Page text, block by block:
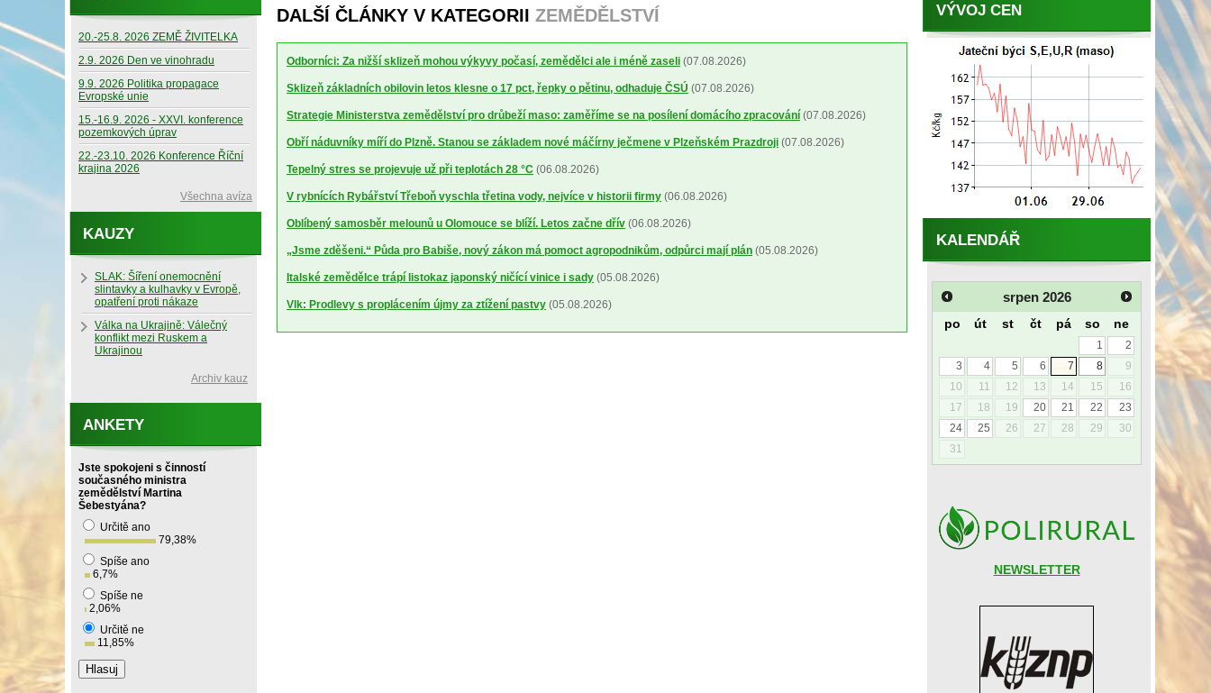
DALŠÍ ČLÁNKY V KATEGORII ZEMĚDĚLSTVÍ
Odborníci: Za nižší sklizeň mohou výkyvy počasí, zemědělci ale i méně zaseli (07.08.2026)
Sklizeň základních obilovin letos klesne o 17 pct, řepky o pětinu, odhaduje ČSÚ (07.08.2026)
Strategie Ministerstva zemědělství pro drůbeží maso: zaměříme se na posílení domácího zpracování (07.08.2026)
Obří náduvníky míří do Plzně. Stanou se základem nové máčírny ječmene v Plzeňském Prazdroji (07.08.2026)
Tepelný stres se projevuje už při teplotách 28 °C (06.08.2026)
V rybnících Rybářství Třeboň vyschla třetina vody, nejvíce v historii firmy (06.08.2026)
Oblíbený samosběr melounů u Olomouce se blíží. Letos začne dřív (06.08.2026)
„Jsme zděšeni.“ Půda pro Babiše, nový zákon má pomoct agropodnikům, odpůrci mají plán (05.08.2026)
Italské zemědělce trápí listokaz japonský ničící vinice i sady (05.08.2026)
Vlk: Prodlevy s proplácením újmy za ztížení pastvy (05.08.2026)
VÝVOJ CEN
KALENDÁŘ
srpen 2026
po út st čt pá so ne
1
2
3
4 5 6 7 8
9
10
11 12 13 14 15
16
17
18 19 20 21 22
23
24
25 26 27 28 29
30
31
NEWSLETTER
20.-25.8. 2026 ZEMĚ ŽIVITELKA
2.9. 2026 Den ve vinohradu
9.9. 2026 Politika propagace
Evropské unie
15.-16.9. 2026 - XXVI. konference
pozemkových úprav
22.-23.10. 2026 Konference Říční
krajina 2026
Všechna avíza
KAUZY
SLAK: Šíření onemocnění
slintavky a kulhavky v Evropě,
opatření proti nákaze
Válka na Ukrajině: Válečný
konflikt mezi Ruskem a
Ukrajinou
Archiv kauz
ANKETY
Jste spokojeni s činností
současného ministra
zemědělství Martina
Šebestyána?
Určitě ano
79,38%
Spíše ano
6,7%
Spíše ne
2,06%
Určitě ne
11,85%